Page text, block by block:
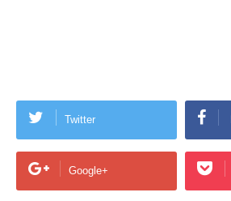
Twitter
Google+